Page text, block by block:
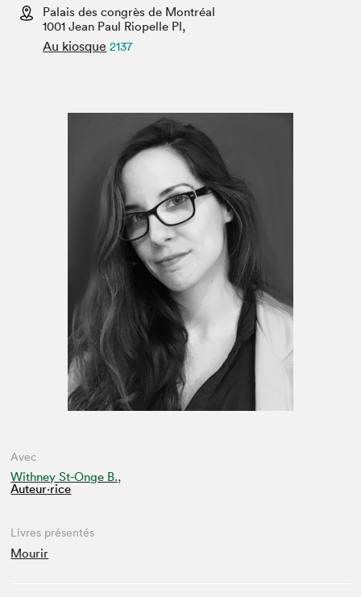
Espace médias
Palais des congrès de Montréal
1001 Jean Paul Riopelle Pl,
Au kiosque 2137
Avec
Withney St-Onge B.,
Auteur·rice
Livres présentés
Mourir